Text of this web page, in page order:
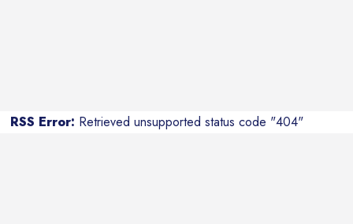
RSS Error: Retrieved unsupported status code "404"